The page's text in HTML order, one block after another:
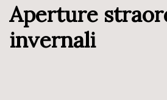
Aperture
invernali